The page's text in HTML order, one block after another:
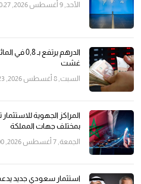
الأحد, 9 أغسطس 2026, 0:27
غشت
السبت, 8 أغسطس 2026, 14:23
المراكز الجهوية
بمختلف جهات المملكة
الجمعة, 7 أغسطس 2026, 23:00
استثمار سعودي جديد